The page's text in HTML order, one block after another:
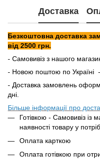
Доставка
Безкоштовна доставка
від 2500 грн.
- Самовивіз з нашого
- Новою поштою по Україні
- Доставка замовлень
дні.
Більше інформації про
Готівкою - Самовивіз із
наявності товару у
Оплата карткою
Оплата готівкою при